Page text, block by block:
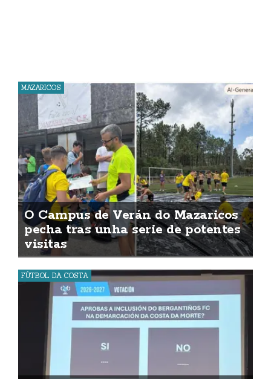
MAZARICOS
O Campus de Verán do Mazaricos
pecha tras unha serie de potentes
visitas
FÚTBOL DA COSTA